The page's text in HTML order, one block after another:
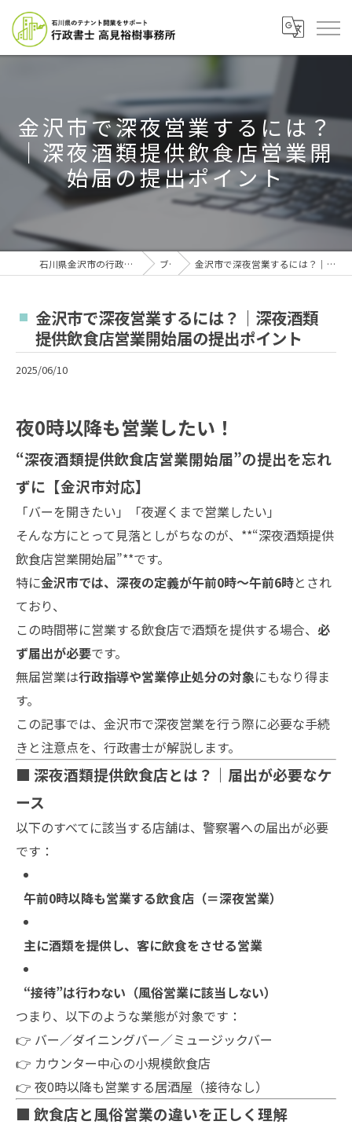
金沢市で深夜営業するには？
｜深夜酒類提供飲食店営業開
始届の提出ポイント
石川県金沢市の行政書士なら行政書士高見裕樹事務所 ブログ 金沢市で深夜営業するには？｜深夜酒類提供飲食店営業開始届の提出ポイント
金沢市で深夜営業するには？｜深夜酒類
提供飲食店営業開始届の提出ポイント
2025/06/10
夜0時以降も営業したい！
“深夜酒類提供飲食店営業開始届”の提出を忘れ
ずに【金沢市対応】
「バーを開きたい」「夜遅くまで営業したい」
そんな方にとって見落としがちなのが、**“深夜酒類提供
飲食店営業開始届”**です。
特に金沢市では、深夜の定義が午前0時〜午前6時とされ
ており、
この時間帯に営業する飲食店で酒類を提供する場合、 必
ず届出が必要です。
無届営業は行政指導や営業停止処分の対象にもなり得ま
す。
この記事では、金沢市で深夜営業を行う際に必要な手続
きと注意点を、行政書士が解説します。
■ 深夜酒類提供飲食店とは？｜届出が必要なケ
ース
以下のすべてに該当する店舗は、警察署への届出が必要
です：
午前0時以降も営業する飲食店（＝深夜営業）
主に酒類を提供し、客に飲食をさせる営業
“接待”は行わない（風俗営業に該当しない）
つまり、以下のような業態が対象です：
👉 バー／ダイニングバー／ミュージックバー
👉 カウンター中心の小規模飲食店
👉 夜0時以降も営業する居酒屋（接待なし）
■ 飲食店と風俗営業の違いを正しく理解